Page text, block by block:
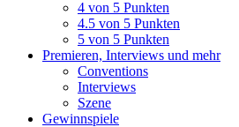
4 von 5 Punkten
4.5 von 5 Punkten
5 von 5 Punkten
Premieren, Interviews und mehr
Conventions
Interviews
Szene
Gewinnspiele